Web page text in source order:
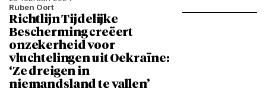
Ruben Oort
Richtlijn Tijdelijke
Bescherming creëert
onzekerheid voor
vluchtelingen uit Oekraïne:
‘Ze dreigen in
niemandsland te vallen’